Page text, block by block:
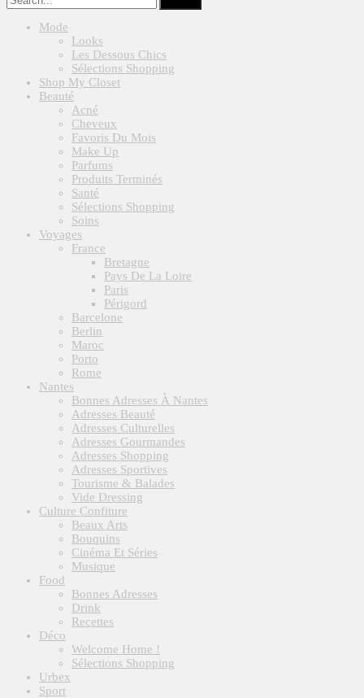
Mode
Looks
Les Dessous Chics
Sélections Shopping
Shop My Closet
Beauté
Acné
Cheveux
Favoris Du Mois
Make Up
Parfums
Produits Terminés
Santé
Sélections Shopping
Soins
Voyages
France
Bretagne
Pays De La Loire
Paris
Périgord
Barcelone
Berlin
Maroc
Porto
Rome
Nantes
Bonnes Adresses À Nantes
Adresses Beauté
Adresses Culturelles
Adresses Gourmandes
Adresses Shopping
Adresses Sportives
Tourisme & Balades
Vide Dressing
Culture Confiture
Beaux Arts
Bouquins
Cinéma Et Séries
Musique
Food
Bonnes Adresses
Drink
Recettes
Déco
Welcome Home !
Sélections Shopping
Urbex
Sport